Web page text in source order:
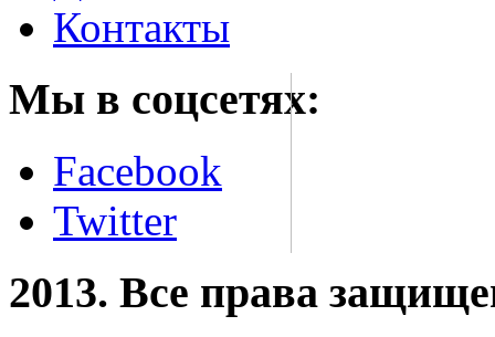
Контакты
Мы в соцсетях:
Facebook
Twitter
2013. Все права